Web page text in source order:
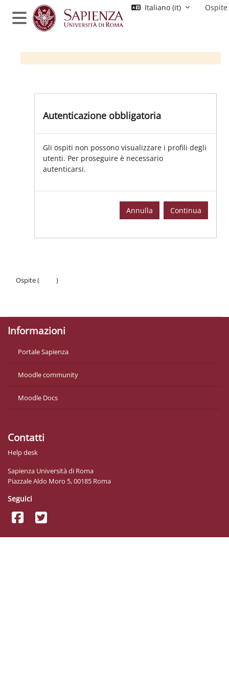
Vai al contenuto principale
Pannello laterale
Italiano ‎(it)‎ Ospite
Autenticazione obbligatoria
Gli ospiti non possono visualizzare i profili degli
utenti. Per proseguire è necessario
autenticarsi.
Annulla Continua
Ospite (
)
Informazioni
Portale Sapienza
Moodle community
Moodle Docs
Contatti
Help desk
Sapienza Università di Roma
Piazzale Aldo Moro 5, 00185 Roma
Seguici